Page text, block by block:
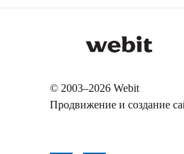
© 2003–2026 Webit
Продвижение и создание